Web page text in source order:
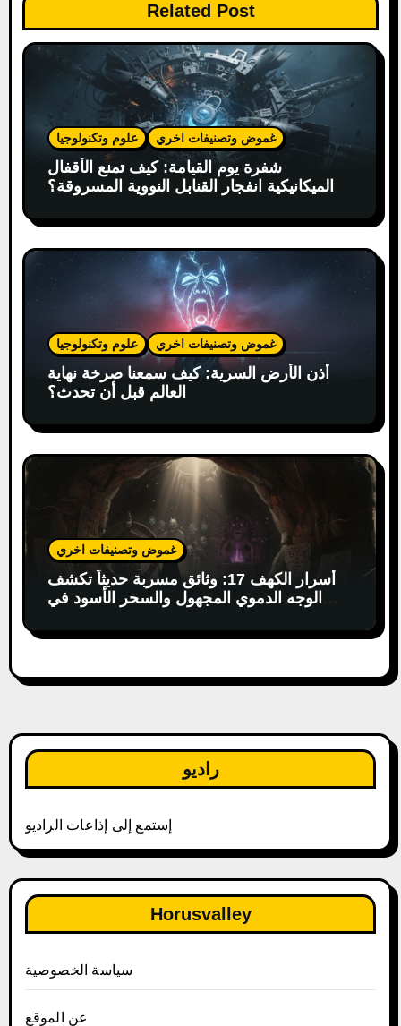
i
o
Related Post
علوم وتكنولوجيا غموض وتصنيفات اخري
شفرة يوم القيامة: كيف تمنع الأقفال
الميكانيكية انفجار القنابل النووية المسروقة؟
علوم وتكنولوجيا غموض وتصنيفات اخري
أذن الأرض السرية: كيف سمعنا صرخة نهاية
العالم قبل أن تحدث؟
غموض وتصنيفات اخري
أسرار الكهف 17: وثائق مسربة حديثاً تكشف
الوجه الدموي المجهول والسحر الأسود في
راديو
إستمع إلى إذاعات الراديو
Horusvalley
سياسة الخصوصية
عن الموقع